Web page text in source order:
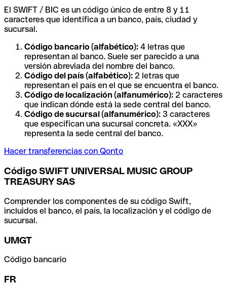
El SWIFT / BIC es un código único de entre 8 y 11
caracteres que identifica a un banco, país, ciudad y
sucursal.
Código bancario (alfabético): 4 letras que
representan al banco. Suele ser parecido a una
versión abreviada del nombre del banco.
Código del país (alfabético): 2 letras que
representan el país en el que se encuentra el banco.
Código de localización (alfanumérico): 2 caracteres
que indican dónde está la sede central del banco.
Código de sucursal (alfanumérico): 3 caracteres
que especifican una sucursal concreta. «XXX»
representa la sede central del banco.
Hacer transferencias con Qonto
Código SWIFT UNIVERSAL MUSIC GROUP
TREASURY SAS
Comprender los componentes de su código Swift,
incluidos el banco, el país, la localización y el código de
sucursal.
UMGT
Código bancario
FR